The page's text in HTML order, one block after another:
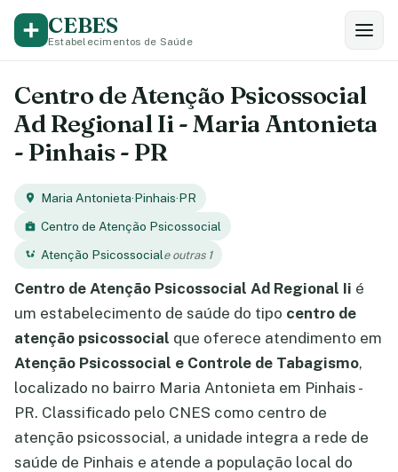
CEBES
Estabelecimentos de Saúde
Centro de Atenção Psicossocial
Ad Regional Ii - Maria Antonieta
- Pinhais - PR
Maria Antonieta·Pinhais·PR
Centro de Atenção Psicossocial
Atenção Psicossociale outras 1
Centro de Atenção Psicossocial Ad Regional Ii é
um estabelecimento de saúde do tipo centro de
atenção psicossocial que oferece atendimento em
Atenção Psicossocial e Controle de Tabagismo,
localizado no bairro Maria Antonieta em Pinhais -
PR. Classificado pelo CNES como centro de
atenção psicossocial, a unidade integra a rede de
saúde de Pinhais e atende a população local do